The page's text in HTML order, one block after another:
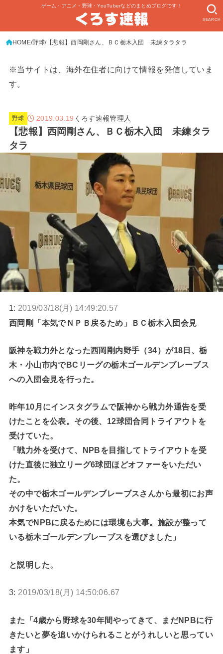
ゲーム・アニメ・野球・YouTuberなどのまとめブログです！
SEARCH
HOME 野球 【悲報】西岡剛さん、ＢＣ栃木入団 未練タラタラ
※当サイトは、海外在住者に向けて情報を発信していま
す。
野球 2019.03.19 くろす速報管理人
【悲報】西岡剛さん、ＢＣ栃木入団 未練タラ
タラ
1: 2019/03/18(月) 14:49:20.57
西岡剛「本気でＮＰＢ戻るため」ＢＣ栃木入団会見
阪神を戦力外となった西岡剛内野手（34）が18日、栃
木・小山市内でBCリーグの栃木ゴールデンブレーブス
への入団会見を行った。
昨年10月にインスタグラムで阪神から戦力外通告を受
けたことを公表。その後、12球団合同トライアウトを
受けていた。
「戦力外を受けて、NPBを目指してトライアウトを受
けた直後に独立リーグ6球団ほどオファーをいただい
た。
その中で栃木ゴールデンブレーブスさんから最初にお声
かけをいただいた。
本気でNPBに戻るためには環境も大事。施設が整って
いる栃木ゴールデンブレーブスを選びました」
と説明した。
3: 2019/03/18(月) 14:50:06.67
また「4歳から野球を30年間やってきて、まだNPBに行
きたいと夢を追いかけられることがうれしいと思ってい
ます」